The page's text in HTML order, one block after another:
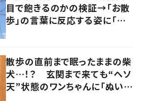
目で飽きるのかの検証→「お散
歩」の言葉に反応する姿に「可
散歩の直前まで眠ったままの柴
犬…！？ 玄関まで来ても“ヘソ
天”状態のワンちゃんに「ぬいぐ